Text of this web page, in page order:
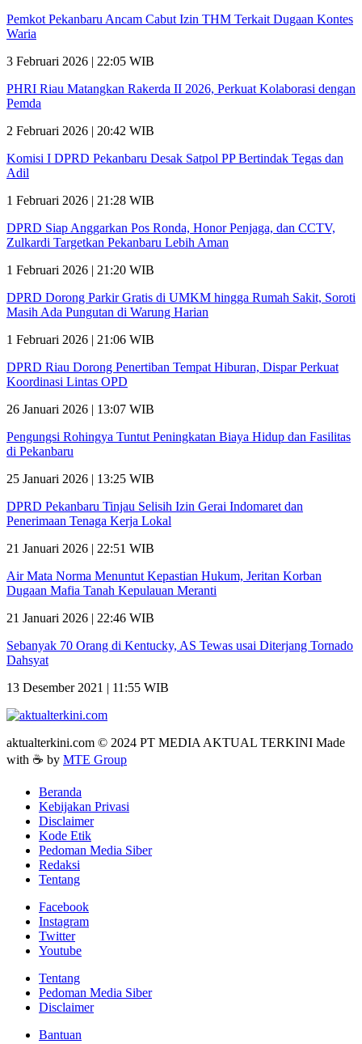
Pemkot Pekanbaru Ancam Cabut Izin THM Terkait Dugaan Kontes
Waria
3 Februari 2026 | 22:05 WIB
PHRI Riau Matangkan Rakerda II 2026, Perkuat Kolaborasi dengan
Pemda
2 Februari 2026 | 20:42 WIB
Komisi I DPRD Pekanbaru Desak Satpol PP Bertindak Tegas dan
Adil
1 Februari 2026 | 21:28 WIB
DPRD Siap Anggarkan Pos Ronda, Honor Penjaga, dan CCTV,
Zulkardi Targetkan Pekanbaru Lebih Aman
1 Februari 2026 | 21:20 WIB
DPRD Dorong Parkir Gratis di UMKM hingga Rumah Sakit, Soroti
Masih Ada Pungutan di Warung Harian
1 Februari 2026 | 21:06 WIB
DPRD Riau Dorong Penertiban Tempat Hiburan, Dispar Perkuat
Koordinasi Lintas OPD
26 Januari 2026 | 13:07 WIB
Pengungsi Rohingya Tuntut Peningkatan Biaya Hidup dan Fasilitas
di Pekanbaru
25 Januari 2026 | 13:25 WIB
DPRD Pekanbaru Tinjau Selisih Izin Gerai Indomaret dan
Penerimaan Tenaga Kerja Lokal
21 Januari 2026 | 22:51 WIB
Air Mata Norma Menuntut Kepastian Hukum, Jeritan Korban
Dugaan Mafia Tanah Kepulauan Meranti
21 Januari 2026 | 22:46 WIB
Sebanyak 70 Orang di Kentucky, AS Tewas usai Diterjang Tornado
Dahsyat
13 Desember 2021 | 11:55 WIB
aktualterkini.com © 2024 PT MEDIA AKTUAL TERKINI Made
with ☕ by MTE Group
Beranda
Kebijakan Privasi
Disclaimer
Kode Etik
Pedoman Media Siber
Redaksi
Tentang
Facebook
Instagram
Twitter
Youtube
Tentang
Pedoman Media Siber
Disclaimer
Bantuan